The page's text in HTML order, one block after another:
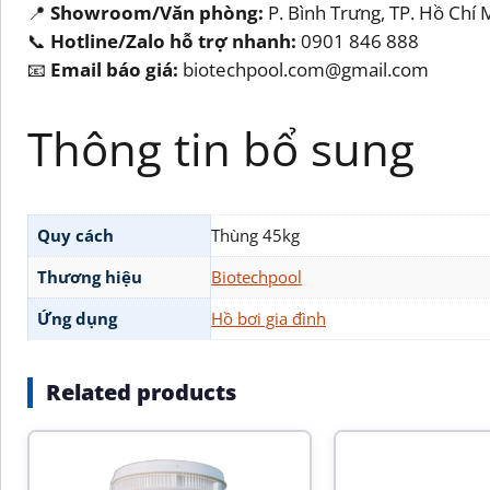
📍 Showroom/Văn phòng: P. Bình Trưng, TP. Hồ Chí
📞 Hotline/Zalo hỗ trợ nhanh: 0901 846 888
📧 Email báo giá: biotechpool.com@gmail.com
Thông tin bổ sung
Quy cách
Thùng 45kg
Thương hiệu
Biotechpool
Ứng dụng
Hồ bơi gia đình
Related products